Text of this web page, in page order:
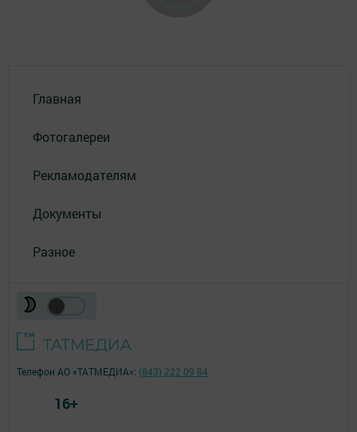
Главная
Фотогалереи
Рекламодателям
Документы
Разное
Телефон АО «ТАТМЕДИА»: (843) 222 09 84
16+